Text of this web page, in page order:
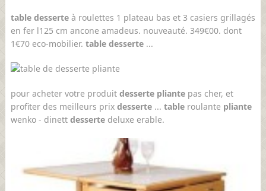
table desserteà roulettes 1 plateau bas et 3 casiers grillagés
en fer l125 cm ancone amadeus. nouveauté. 349€00. dont
1€70 eco-mobilier. table desserte...
pour acheter votre produit desserte pliantepas cher, et
profiter des meilleurs prix desserte... tableroulante pliante
wenko - dinett dessertedeluxe erable.